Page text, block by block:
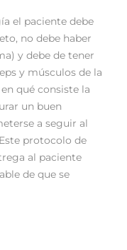
el paciente debe
no debe haber
y debe de tener
y músculos de la
qué consiste la
un buen
a seguir al
protocolo de
al paciente
de que se